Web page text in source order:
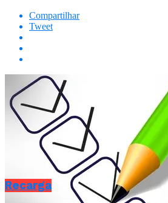
Compartilhar
Tweet
Recarga